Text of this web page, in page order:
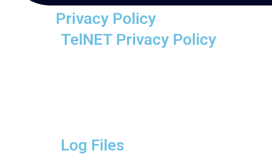
Privacy Policy
TelNET Privacy Policy
Log Files